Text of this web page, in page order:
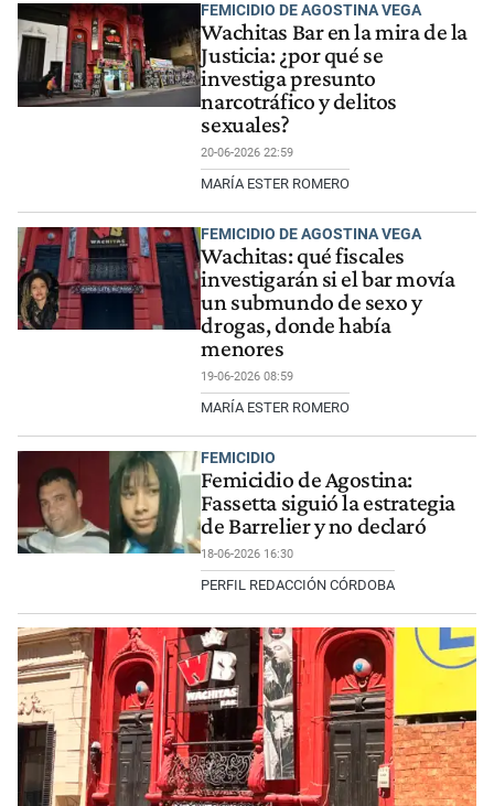
FEMICIDIO DE AGOSTINA VEGA
Wachitas Bar en la mira de la
Justicia: ¿por qué se
investiga presunto
narcotráfico y delitos
sexuales?
20-06-2026 22:59
MARÍA ESTER ROMERO
FEMICIDIO DE AGOSTINA VEGA
Wachitas: qué fiscales
investigarán si el bar movía
un submundo de sexo y
drogas, donde había
menores
19-06-2026 08:59
MARÍA ESTER ROMERO
FEMICIDIO
Femicidio de Agostina:
Fassetta siguió la estrategia
de Barrelier y no declaró
18-06-2026 16:30
PERFIL REDACCIÓN CÓRDOBA